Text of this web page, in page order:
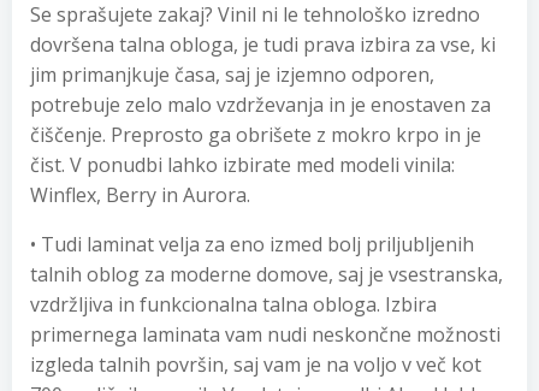
Se sprašujete zakaj? Vinil ni le tehnološko izredno
dovršena talna obloga, je tudi prava izbira za vse, ki
jim primanjkuje časa, saj je izjemno odporen,
potrebuje zelo malo vzdrževanja in je enostaven za
čiščenje. Preprosto ga obrišete z mokro krpo in je
čist. V ponudbi lahko izbirate med modeli vinila:
Winflex, Berry in Aurora.
• Tudi laminat velja za eno izmed bolj priljubljenih
talnih oblog za moderne domove, saj je vsestranska,
vzdržljiva in funkcionalna talna obloga. Izbira
primernega laminata vam nudi neskončne možnosti
izgleda talnih površin, saj vam je na voljo v več kot